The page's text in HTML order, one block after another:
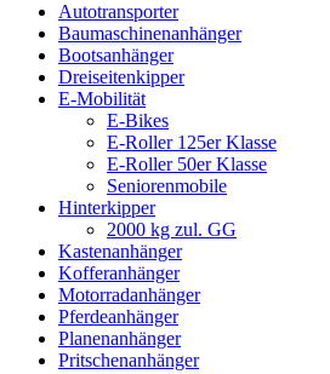
Autotransporter
Baumaschinenanhänger
Bootsanhänger
Dreiseitenkipper
E-Mobilität
E-Bikes
E-Roller 125er Klasse
E-Roller 50er Klasse
Seniorenmobile
Hinterkipper
2000 kg zul. GG
Kastenanhänger
Kofferanhänger
Motorradanhänger
Pferdeanhänger
Planenanhänger
Pritschenanhänger